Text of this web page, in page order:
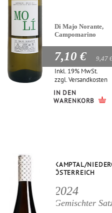
Di Majo Norante,
Campomarino
7,10 € 9,47
Inkl. 19% MwSt.
zzgl.Versandkosten
IN DEN
WARENKORB
KAMPTAL/
ÖSTERREICH
2024
Gemischter